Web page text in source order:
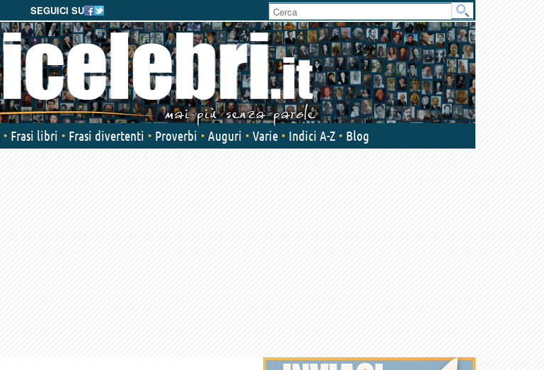
SEGUICI SU
User
area
Frasi libri Frasi divertenti Proverbi Auguri Varie Indici A-Z Blog